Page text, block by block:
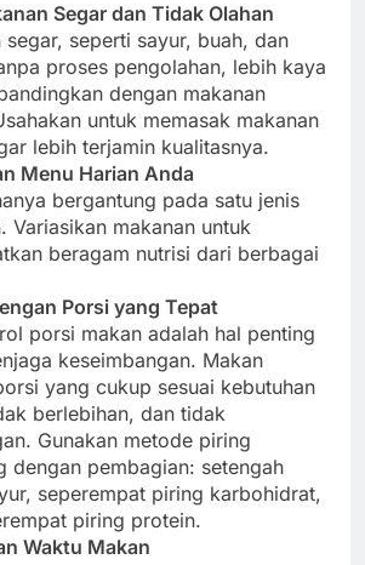
Segar dan Tidak Olahan
segar, seperti sayur, buah, dan
proses pengolahan, lebih kaya
dengan makanan
untuk memasak makanan
lebih terjamin kualitasnya.
Menu Harian Anda
bergantung pada satu jenis
Variasikan makanan untuk
beragam nutrisi dari berbagai
Porsi yang Tepat
porsi makan adalah hal penting
keseimbangan. Makan
yang cukup sesuai kebutuhan
berlebihan, dan tidak
Gunakan metode piring
dengan pembagian: setengah
seperempat piring karbohidrat,
piring protein.
Waktu Makan